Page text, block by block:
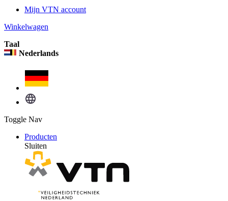
Mijn VTN account
Winkelwagen
Taal
Nederlands
Toggle Nav
Producten
Sluiten